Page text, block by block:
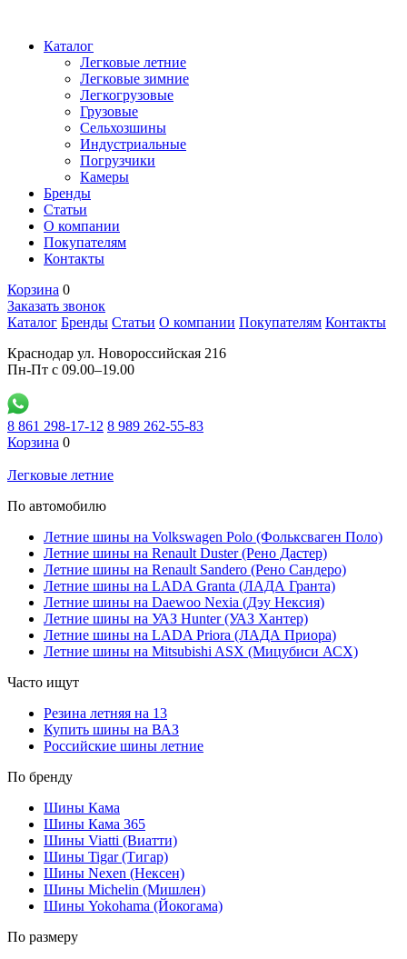
Каталог
Легковые летние
Легковые зимние
Легкогрузовые
Грузовые
Сельхозшины
Индустриальные
Погрузчики
Камеры
Бренды
Статьи
О компании
Покупателям
Контакты
Корзина 0
Заказать звонок
Каталог Бренды Статьи О компании Покупателям Контакты
Краснодар ул. Новороссийская 216
Пн-Пт с 09.00–19.00
8 861 298-17-12 8 989 262-55-83
Корзина 0
Легковые летние
По автомобилю
Летние шины на Volkswagen Polo (Фольксваген Поло)
Летние шины на Renault Duster (Рено Дастер)
Летние шины на Renault Sandero (Рено Сандеро)
Летние шины на LADA Granta (ЛАДА Гранта)
Летние шины на Daewoo Nexia (Дэу Нексия)
Летние шины на УАЗ Hunter (УАЗ Хантер)
Летние шины на LADA Priora (ЛАДА Приора)
Летние шины на Mitsubishi ASX (Мицубиси АСХ)
Часто ищут
Резина летняя на 13
Купить шины на ВАЗ
Российские шины летние
По бренду
Шины Кама
Шины Кама 365
Шины Viatti (Виатти)
Шины Tigar (Тигар)
Шины Nexen (Нексен)
Шины Michelin (Мишлен)
Шины Yokohama (Йокогама)
По размеру